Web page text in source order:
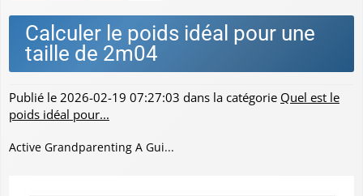
Calculer le poids idéal pour une
taille de 2m04
Publié le 2026-02-19 07:27:03 dans la catégorie Quel est le
poids idéal pour...
Active Grandparenting A Gui...